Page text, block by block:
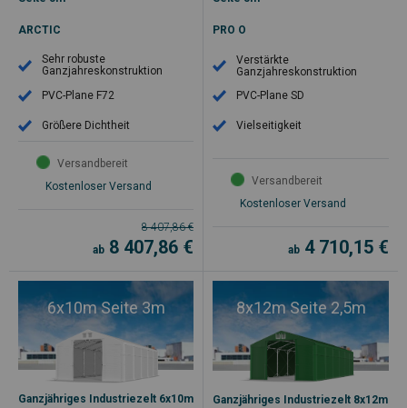
ARCTIC
Sehr robuste
Ganzjahreskonstruktion
PVC-Plane F72
Größere Dichtheit
Versandbereit
Kostenloser Versand
8 407,86€
ab 8 407,86 €
PRO O
Verstärkte
Ganzjahreskonstruktion
PVC-Plane SD
Vielseitigkeit
Versandbereit
Kostenloser Versand
ab 4 710,15 €
6x10m Seite 3m
Ganzjähriges Industriezelt 6x10m
8x12m Seite 2,5m
Ganzjähriges Industriezelt 8x12m